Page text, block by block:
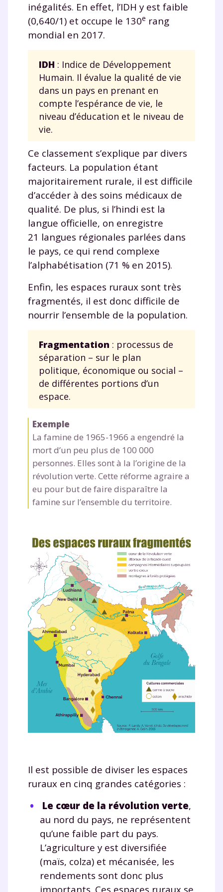
inégalités. En effet, l’IDH y est faible
(0,640/1) et occupe le 130e rang
mondial en 2017.
IDH : Indice de Développement
Humain. Il évalue la qualité de vie
dans un pays en prenant en
compte l’espérance de vie, le
niveau d’éducation et le niveau de
vie.
Ce classement s’explique par divers
facteurs. La population étant
majoritairement rurale, il est difficile
d’accéder à des soins médicaux de
qualité. De plus, si l’hindi est la
langue officielle, on enregistre
21 langues régionales parlées dans
le pays, ce qui rend complexe
l’alphabétisation (71 % en 2015).
Enfin, les espaces ruraux sont très
fragmentés, il est donc difficile de
nourrir l’ensemble de la population.
Fragmentation : processus de
séparation – sur le plan
politique, économique ou social –
de différentes portions d’un
espace.
Exemple
La famine de 1965-1966 a engendré la
mort d’un peu plus de 100 000
personnes. Elles sont à la l’origine de la
révolution verte. Cette réforme agraire a
eu pour but de faire disparaître la
famine sur l’ensemble du territoire.
Il est possible de diviser les espaces
ruraux en cinq grandes catégories :
Le cœur de la révolution verte,
au nord du pays, ne représentent
qu’une faible part du pays.
L’agriculture y est diversifiée
(maïs, colza) et mécanisée, les
rendements sont donc plus
importants. Ces espaces ruraux se
Envie de progresser
et de réussir votre
année scolaire ?
Testez gratuitement
pendant 24h notre
plateforme de soutien
scolaire !
Fiches de cours et vidéos,exercices
corrigés,podcasts de révisions
Unespace dédié aux parents
suivre les progrès